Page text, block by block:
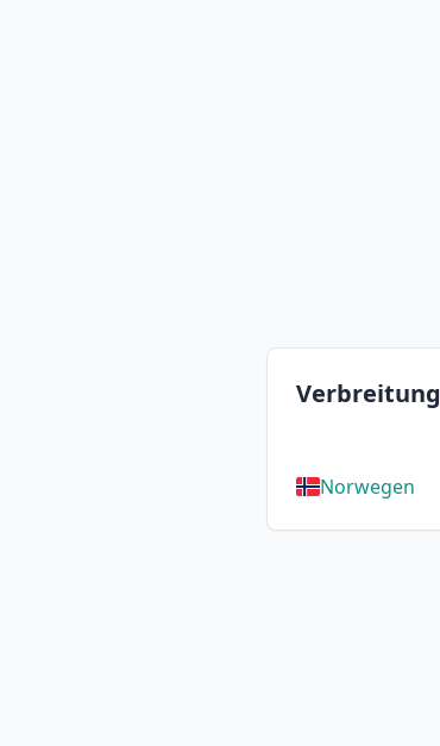
Verbreitung
Norwegen